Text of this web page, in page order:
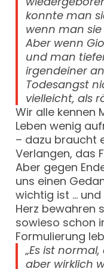
konnte man
wenn man
Aber wenn
und man
irgendeiner
Todesangst
vielleicht, als
Wir alle kennen
Leben wenig
– dazu braucht
Verlangen, das
Aber gegen
uns einen
wichtig ist …
Herz bewahren
sowieso schon
Formulierung
„Es ist
aber wirklich